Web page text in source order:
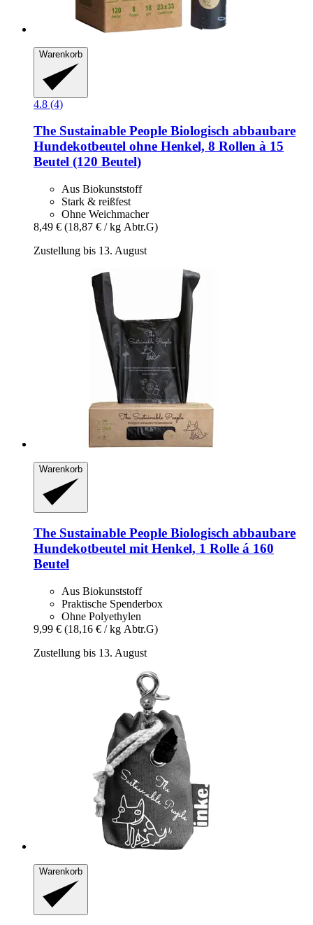
Warenkorb
4.8 (4)
The Sustainable People Biologisch abbaubare
Hundekotbeutel ohne Henkel, 8 Rollen à 15
Beutel (120 Beutel)
Aus Biokunststoff
Stark & reißfest
Ohne Weichmacher
8,49 € (18,87 € / kg Abtr.G)
Zustellung bis 13. August
Warenkorb
The Sustainable People Biologisch abbaubare
Hundekotbeutel mit Henkel, 1 Rolle á 160
Beutel
Aus Biokunststoff
Praktische Spenderbox
Ohne Polyethylen
9,99 € (18,16 € / kg Abtr.G)
Zustellung bis 13. August
Warenkorb